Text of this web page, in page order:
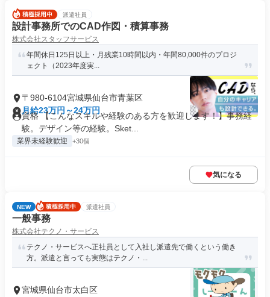
派遣社員
設計事務所でのCAD作図・積算事務
株式会社スタッフサービス
年間休日125日以上・月残業10時間以内・年間80,000件のプロジ
ェクト（2023年度実...
〒980-6104宮城県仙台市青葉区
月給23万円～24万円
資格 【こんなスキルや経験のある方を歓迎します！】事務経
験。デザイン等の経験。Sket...
業界未経験歓迎 +30個
気になる
NEW 派遣社員
一般事務
株式会社テクノ・サービス
テクノ・サービスへ正社員として入社し派遣先で働くという働き
方。派遣と言っても実態はテクノ・...
宮城県仙台市太白区